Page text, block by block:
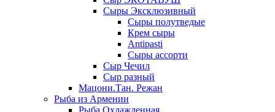
Сыры Эксклюзивный
Сыры полутведые
Крем сыры
Antipasti
Сыры ассорти
Сыр Чечил
Сыр разный
Мацони.Тан. Режан
Рыба из Армении
Рыба Охлажденная